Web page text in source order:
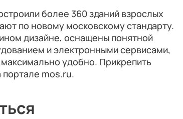
более 360 зданий взрослых
по новому московскому стандарту.
дизайне, оснащены понятной
и электронными сервисами,
удобно. Прикрепить
mos.ru.